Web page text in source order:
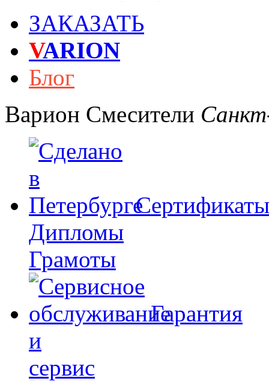
ЗАКАЗАТЬ
VARION
Блог
Варион Смесители
Сертификаты
Дипломы
Грамоты
Гарантия
и
сервис